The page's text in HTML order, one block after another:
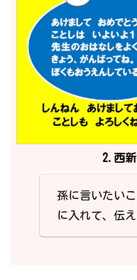
2.西
孫に言いたい
に入れて、伝